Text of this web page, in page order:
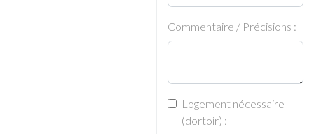
Commentaire / Précisions :
Logement nécessaire
(dortoir) :